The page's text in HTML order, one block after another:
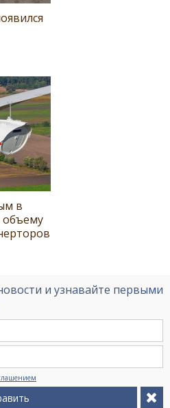
в
и узнавайте первыми